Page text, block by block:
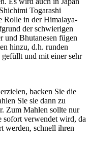
Togarashi
Rolle in der Himalaya-
der schwierigen
und Bhutanesen fügen
hinzu, d.h. runden
und mit einer sehr
backen Sie die
Sie sie dann zu
Zum Mahlen sollte nur
sofort verwendet wird, da
werden, schnell ihren